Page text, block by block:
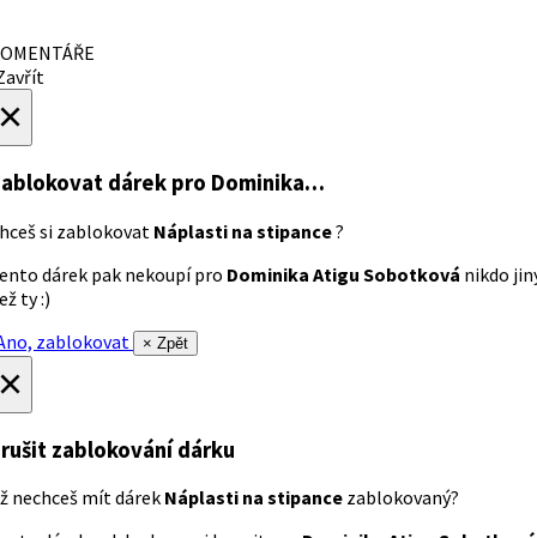
dárek pro Dominika…
si zablokovat Náplasti na stipance?
dárek pak nekoupí pro Dominika Atigu Sobotková nikdo
ty :)
zablokovat
× Zpět
zablokování dárku
nechceš mít dárek Náplasti na stipance zablokovaný?